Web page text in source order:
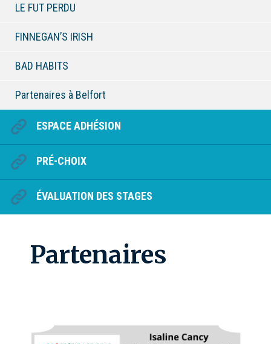
LE FUT PERDU
FINNEGAN’S IRISH
BAD HABITS
Partenaires à Belfort
ESPACE ADHÉSION
PRÉ-CHOIX
ÉVALUATION DES STAGES
Partenaires